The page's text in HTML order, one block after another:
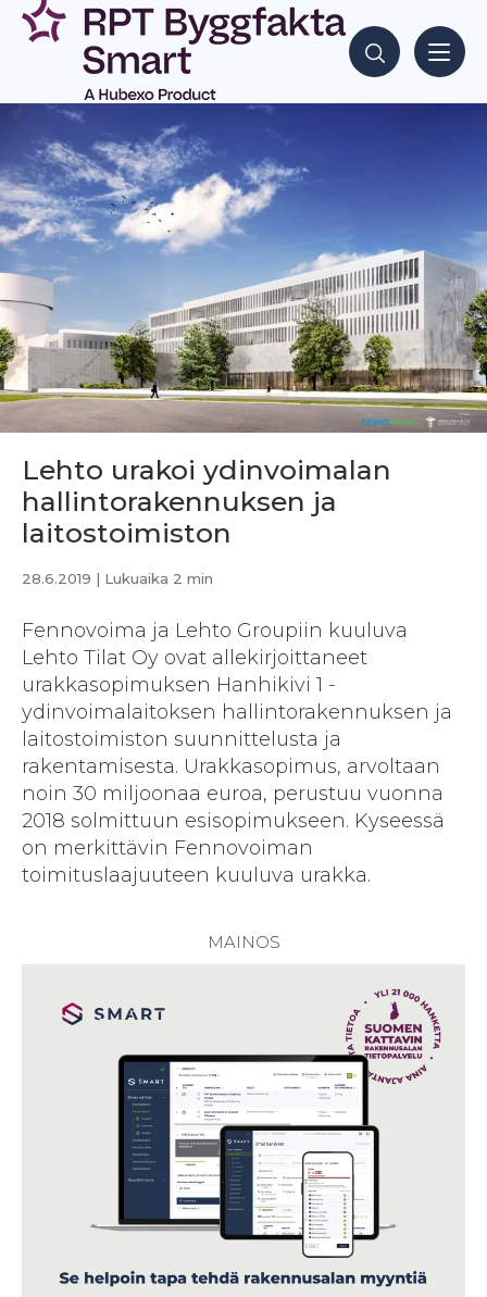
Siirry
sisältöön
Hae sisältöjä
Lehto urakoi ydinvoimalan
hallintorakennuksen ja
laitostoimiston
28.6.2019 | Lukuaika 2 min
Fennovoima ja Lehto Groupiin kuuluva
Lehto Tilat Oy ovat allekirjoittaneet
urakkasopimuksen Hanhikivi 1 -
ydinvoimalaitoksen hallintorakennuksen ja
laitostoimiston suunnittelusta ja
rakentamisesta. Urakkasopimus, arvoltaan
noin 30 miljoonaa euroa, perustuu vuonna
2018 solmittuun esisopimukseen. Kyseessä
on merkittävin Fennovoiman
toimituslaajuuteen kuuluva urakka.